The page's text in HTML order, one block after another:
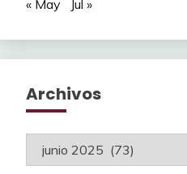
« May Jul »
Archivos
Archivos